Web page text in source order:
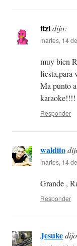
itzidijo:
martes, 14
muy bien
fiesta,para
Ma punto
karaoke!!!!
Responder
waldito
martes, 14
Grande ,
Responder
Jesuke